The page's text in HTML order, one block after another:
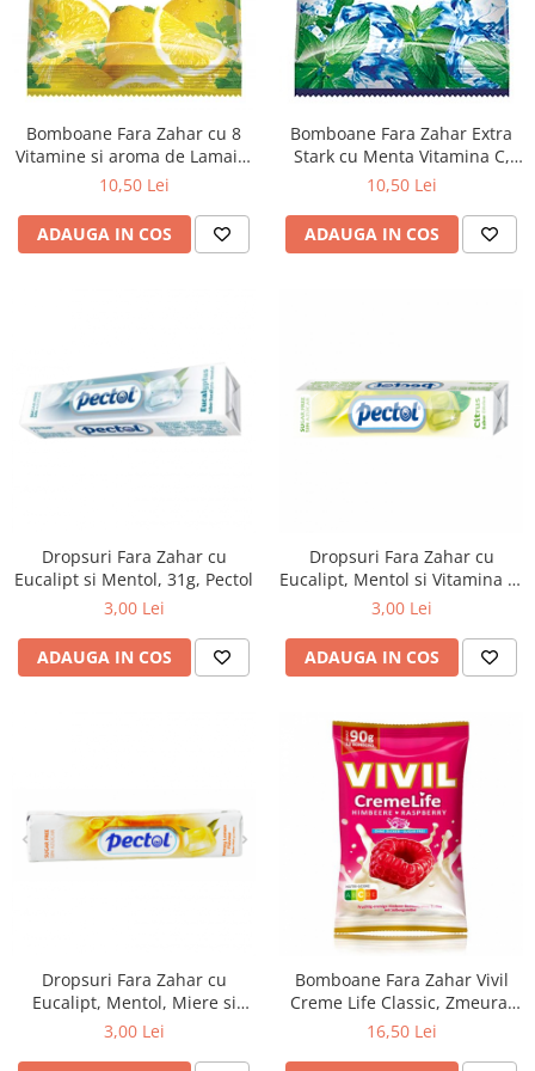
Zuluff Diapers (70 produse)
Bomboane Fara Zahar cu 8
Vitamine si aroma de Lamaie,
60g, Vivil
10,50 Lei
ADAUGA IN COS
Bomboane Fara Zahar Extra
Stark cu Menta Vitamina C,
60g, Vivil
10,50 Lei
ADAUGA IN COS
Dropsuri Fara Zahar cu
Eucalipt si Mentol, 31g, Pectol
3,00 Lei
ADAUGA IN COS
Dropsuri Fara Zahar cu
Eucalipt, Mentol si Vitamina C,
31g, Pectol
3,00 Lei
ADAUGA IN COS
Dropsuri Fara Zahar cu
Eucalipt, Mentol, Miere si
Lamaie, 31g, Pectol
3,00 Lei
Bomboane Fara Zahar Vivil
Creme Life Classic, Zmeura,
90g
16,50 Lei